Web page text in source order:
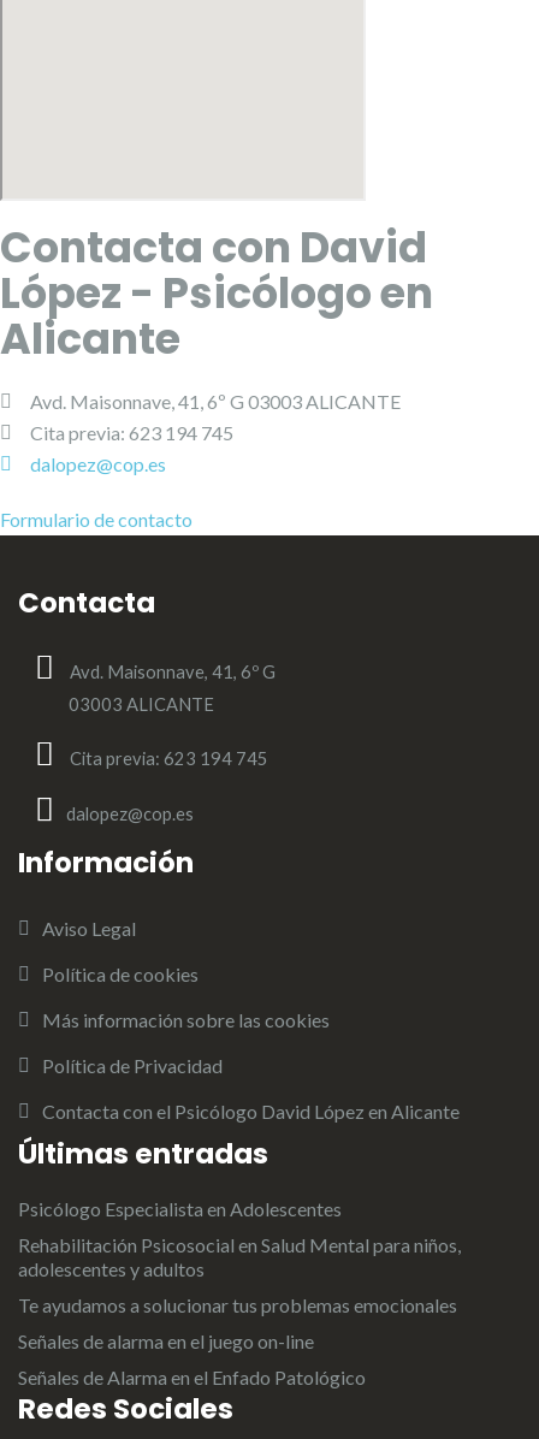
Contacta con David
López - Psicólogo en
Alicante
Avd. Maisonnave, 41, 6º G 03003 ALICANTE
Cita previa: 623 194 745
dalopez@cop.es
Formulario de contacto
Contacta
Avd. Maisonnave, 41, 6º G
03003 ALICANTE
Cita previa: 623 194 745
dalopez@cop.es
Información
Aviso Legal
Política de cookies
Más información sobre las cookies
Política de Privacidad
Contacta con el Psicólogo David López en Alicante
Últimas entradas
Psicólogo Especialista en Adolescentes
Rehabilitación Psicosocial en Salud Mental para niños,
adolescentes y adultos
Te ayudamos a solucionar tus problemas emocionales
Señales de alarma en el juego on-line
Señales de Alarma en el Enfado Patológico
Redes Sociales